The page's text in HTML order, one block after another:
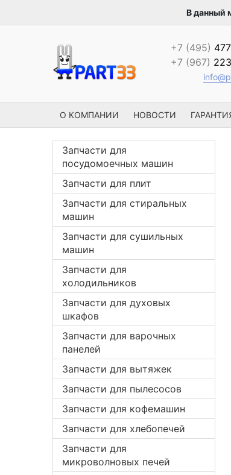
В данный
+7 (495)
+7 (967)
О КОМПАНИИ НОВОСТИ
Запчасти для
посудомоечных машин
Запчасти для плит
Запчасти для стиральных
машин
Запчасти для сушильных
машин
Запчасти для
холодильников
Запчасти для духовых
шкафов
Запчасти для варочных
панелей
Запчасти для вытяжек
Запчасти для пылесосов
Запчасти для кофемашин
Запчасти для хлебопечей
Запчасти для
микроволновых печей